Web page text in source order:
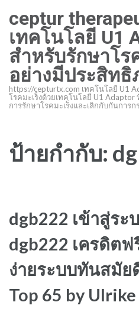
ไป
เนื้อหา
(กด
Enter)
ceptur
เทคโนโลยี U1
สำหรับรักษาโร
อย่างมีประสิทธิ
https://cepturtx.com เทคโนโลยี U1
โรคมะเร็งด้วยเทคโนโลยี U1
การรักษาโรคมะเร็งและเลิกกับกันการ
ป้ายกำกับ:
dgb222 เข้าสู่ระ
dgb222 เครดิต
ง่ายระบบทันสมั
Top 65 by Ulrike